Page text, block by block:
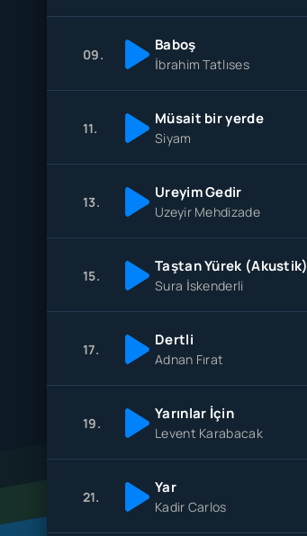
09. Baboş
İbrahim Tatlıses
11. Müsait bir yerde
Siyam
13. Ureyim Gedir
Uzeyir Mehdizade
15. Taştan Yürek (Akustik)
Sura İskenderli
17. Dertli
Adnan Fırat
19. Yarınlar İçin
Levent Karabacak
21. Yar
Kadir Carlos